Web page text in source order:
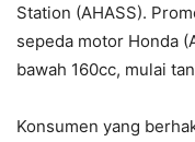
Station (AHASS).
sepeda motor Honda
bawah 160cc, mulai
Konsumen yang